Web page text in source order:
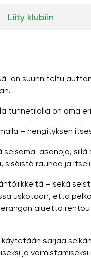
Liity klubiin
on suunniteltu
tunnetilalla on oma
– hengityksen
seisoma-asanoja,
sisäistä rauhaa ja
– sekä
uskotaan, että
aluetta
sarjaa
ja voimistamiseksi